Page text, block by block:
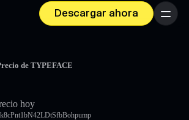
Descargar ahora Menú
de TYPEFACE
hoy